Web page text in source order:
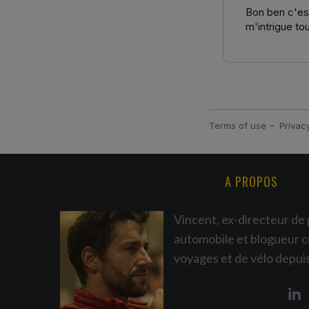
A PROPOS
Vincent, ex-directeur de
automobile et blogueur
voyages et de vélo